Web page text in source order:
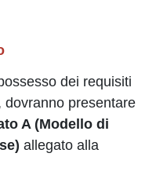
dei requisiti
dovranno presentare
A (Modello di
allegato alla